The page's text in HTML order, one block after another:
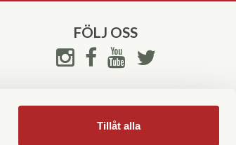
Tillåt alla
FÖLJ OSS